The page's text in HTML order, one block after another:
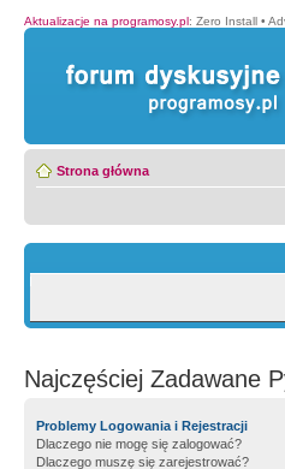
Aktualizacje na programosy.pl: Zero Install •
Strona główna
Najczęściej Zadawane
Problemy Logowania i Rejestracji
Dlaczego nie mogę się zalogować?
Dlaczego muszę się zarejestrować?